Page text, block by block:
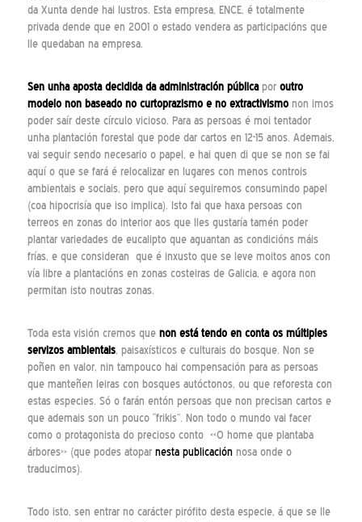
da Xunta dende hai lustros. Esta empresa, ENCE, é totalmente
privada dende que en 2001 o estado vendera as participacións que
lle quedaban na empresa.
Sen unha aposta decidida da administración públicapor outro
modelo non baseado no curtoprazismo e no extractivismo non imos
poder saír deste círculo vicioso. Para as persoas é moi tentador
unha plantación forestal que pode dar cartos en 12-15 anos. Ademais,
vai seguir sendo necesario o papel, e hai quen di que se non se fai
aquí o que se fará é relocalizar en lugares con menos controis
ambientais e sociais, pero que aquí seguiremos consumindo papel
(coa hipocrisía que iso implica). Isto fai que haxa persoas con
terreos en zonas do interior aos que lles gustaría tamén poder
plantar variedades de eucalipto que aguantan as condicións máis
frías, e que consideran que é inxusto que se leve moitos anos con
vía libre a plantacións en zonas costeiras de Galicia, e agora non
permitan isto noutras zonas.
Toda esta visión cremos que non está tendo en conta os múltiples
servizos ambientais, paisaxísticos e culturais do bosque. Non se
poñen en valor, nin tampouco hai compensación para as persoas
que manteñen leiras con bosques autóctonos, ou que reforesta con
estas especies. Só o farán entón persoas que non precisan cartos e
que ademais son un pouco “frikis”. Non todo o mundo vai facer
como o protagonista do precioso conto «O home que plantaba
árbores» (que podes atopar nesta publicaciónnosa onde o
traducimos).
Todo isto, sen entrar no carácter pirófito desta especie, á que se lle